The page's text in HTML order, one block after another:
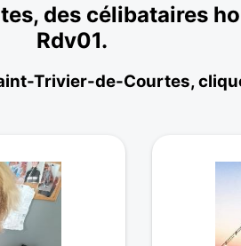
des célibataires
Rdv01.
Trivier-de-Courtes,